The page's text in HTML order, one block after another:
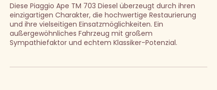
Diese Piaggio Ape TM 703 Diesel überzeugt durch ihren
einzigartigen Charakter, die hochwertige Restaurierung
und ihre vielseitigen Einsatzmöglichkeiten. Ein
außergewöhnliches Fahrzeug mit großem
Sympathiefaktor und echtem Klassiker-Potenzial.